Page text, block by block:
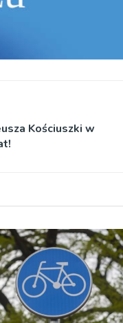
Kościuszki w